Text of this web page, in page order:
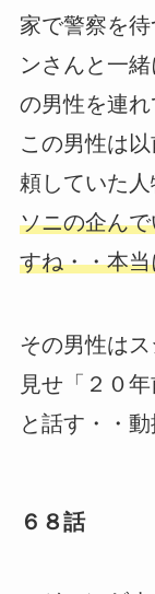
家で警察を
ンさんと一
の男性を連れ
この男性は
頼していた人
ソニの企ん
すね・・本
その男性は
見せ「２０
と話す・・動
６８話